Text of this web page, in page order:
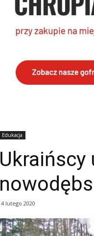
Edukacja
4 lutego 2020